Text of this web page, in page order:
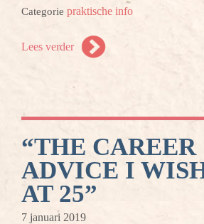
Categorie praktische info
Lees verder
“THE CAREER
ADVICE I
AT 25”
7 januari 2019